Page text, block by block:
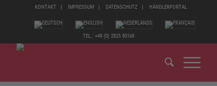
KONTAKT IMPRESSUM DATENSCHUTZ HÄNDLERPORTAL
TEL.: +49 (0) 2825 80168